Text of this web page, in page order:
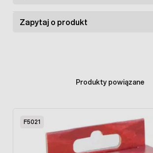
Zapytaj o produkt
Produkty powiązane
F5021